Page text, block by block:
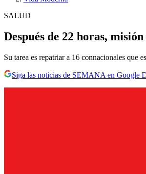
SALUD
Después de 22 horas,
Su tarea es repatriar a 16 connacionales
Siga las noticias de SEMANA en Google